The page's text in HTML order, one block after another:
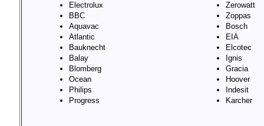
Electrolux
BBC
Aquavac
Atlantic
Bauknecht
Balay
Blomberg
Ocean
Philips
Progress
Zerowatt
Zoppas
Bosch
EIA
Elcotec
Ignis
Gracia
Hoover
Indesit
Karcher